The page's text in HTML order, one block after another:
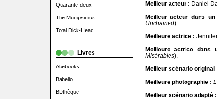
Quarante-deux
The Mumpsimus
Total Dick-Head
Livres
Abebooks
Babelio
BDthèque
Meilleur acteur : Daniel
Meilleur acteur dans
Unchained).
Meilleure actrice :
Meilleure actrice dans
Misérables).
Meilleur scénario original
Meilleure photographie :
Meilleur scénario adapté